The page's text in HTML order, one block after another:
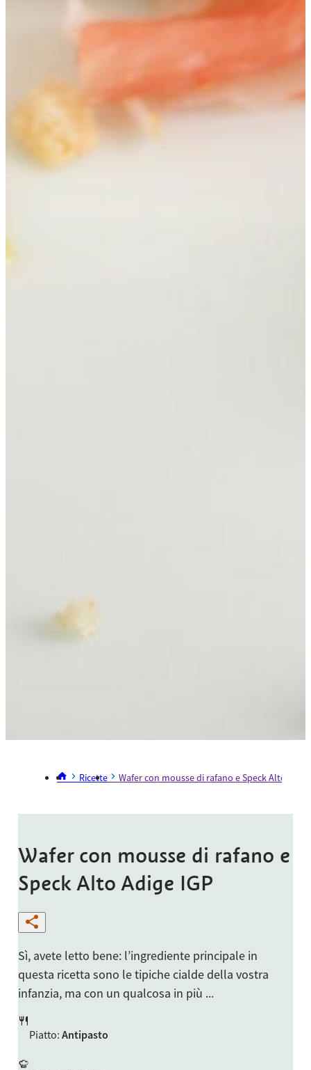
Ricette Wafer con mousse di rafano e Speck Alto
Wafer con mousse di rafano e
Speck Alto Adige IGP
Sì, avete letto bene: l’ingrediente principale in
questa ricetta sono le tipiche cialde della vostra
infanzia, ma con un qualcosa in più ...
Piatto: Antipasto